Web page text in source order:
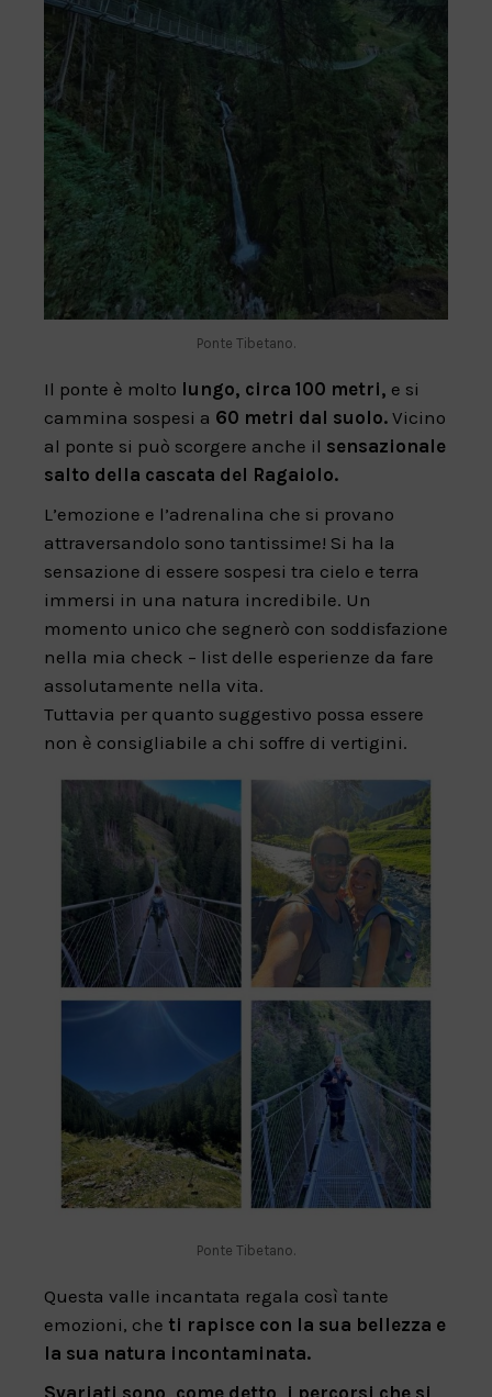
Ponte Tibetano.
Il ponte è molto lungo, circa 100 metri, e si
cammina sospesi a 60 metri dal suolo. Vicino
al ponte si può scorgere anche il sensazionale
salto della cascata del Ragaiolo.
L’emozione e l’adrenalina che si provano
attraversandolo sono tantissime! Si ha la
sensazione di essere sospesi tra cielo e terra
immersi in una natura incredibile. Un
momento unico che segnerò con soddisfazione
nella mia check – list delle esperienze da fare
assolutamente nella vita.
Tuttavia per quanto suggestivo possa essere
non è consigliabile a chi soffre di vertigini.
Ponte Tibetano.
Questa valle incantata regala così tante
emozioni, che ti rapisce con la sua bellezza e
la sua natura incontaminata.